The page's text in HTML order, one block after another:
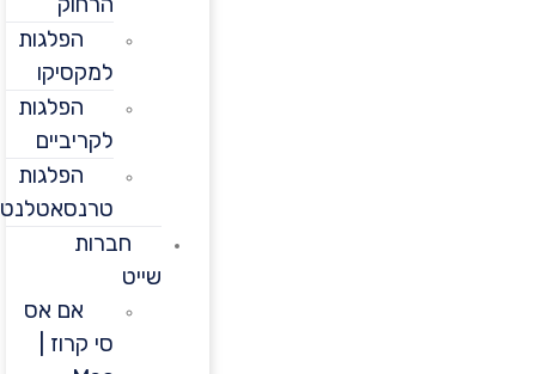
הפלגות
למקסיקו
הפלגות
לקריביים
הפלגות
טרנסאטלנטיות
חברות
אם אס
סי קרוז |